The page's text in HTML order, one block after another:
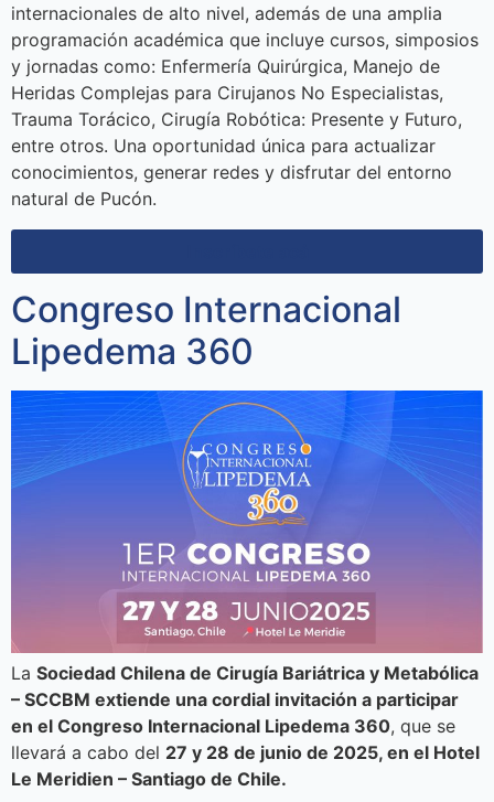
internacionales de alto nivel, además de una amplia
programación académica que incluye cursos, simposios
y jornadas como: Enfermería Quirúrgica, Manejo de
Heridas Complejas para Cirujanos No Especialistas,
Trauma Torácico, Cirugía Robótica: Presente y Futuro,
entre otros. Una oportunidad única para actualizar
conocimientos, generar redes y disfrutar del entorno
natural de Pucón.
Congreso Internacional
Lipedema 360
La Sociedad Chilena de Cirugía Bariátrica y Metabólica
– SCCBM extiende una cordial invitación a participar
en el Congreso Internacional Lipedema 360, que se
llevará a cabo del 27 y 28 de junio de 2025, en el Hotel
Le Meridien – Santiago de Chile.